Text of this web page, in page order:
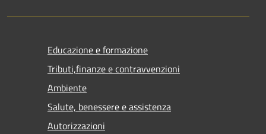
Educazione e formazione
Tributi,finanze e contravvenzioni
Ambiente
Salute, benessere e assistenza
Autorizzazioni